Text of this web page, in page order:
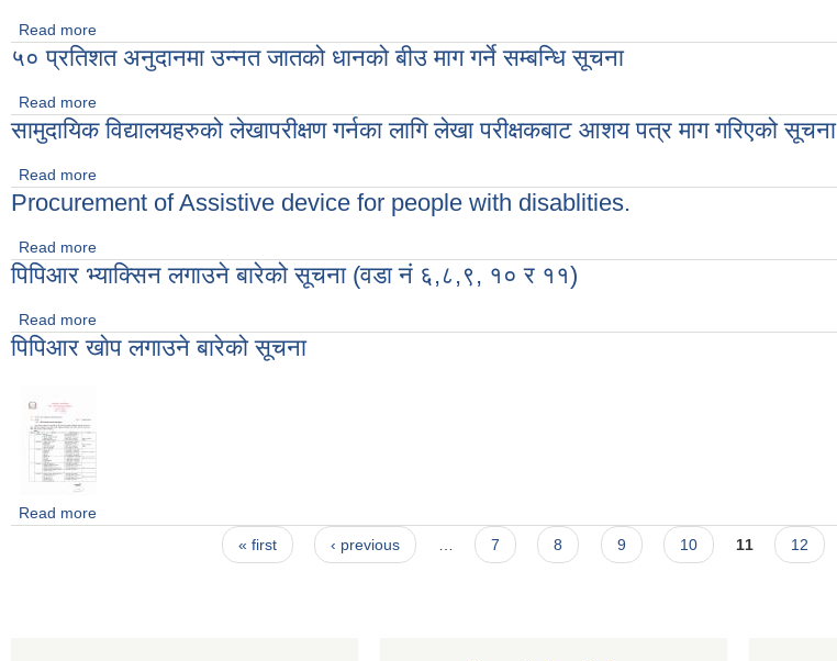
Read more
५० प्रतिशत अनुदानमा उन्नत जातको धानको बीउ माग गर्ने सम्बन्धि सूचना
Read more
सामुदायिक विद्यालयहरुको लेखापरीक्षण गर्नका लागि लेखा परीक्षकबाट आशय पत्र माग गरिएको सूचना
Read more
Procurement of Assistive device for people with disablities.
Read more
पिपिआर भ्याक्सिन लगाउने बारेको सूचना (वडा नं ६,८,९, १० र ११)
Read more
पिपिआर खाेप लगाउने बारेको सूचना
Read more
« first ‹ previous 7 8 9 10 11 12